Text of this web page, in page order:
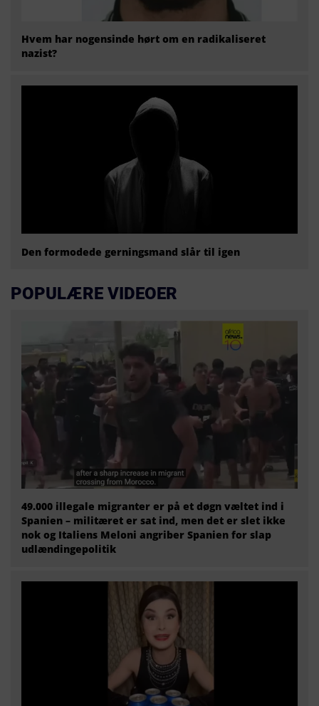
Hvem har nogensinde hørt om en radikaliseret
nazist?
Den formodede gerningsmand slår til igen
POPULÆRE VIDEOER
49.000 illegale migranter er på et døgn væltet ind i
Spanien – militæret er sat ind, men det er slet ikke
nok og Italiens Meloni angriber Spanien for slap
udlændingepolitik